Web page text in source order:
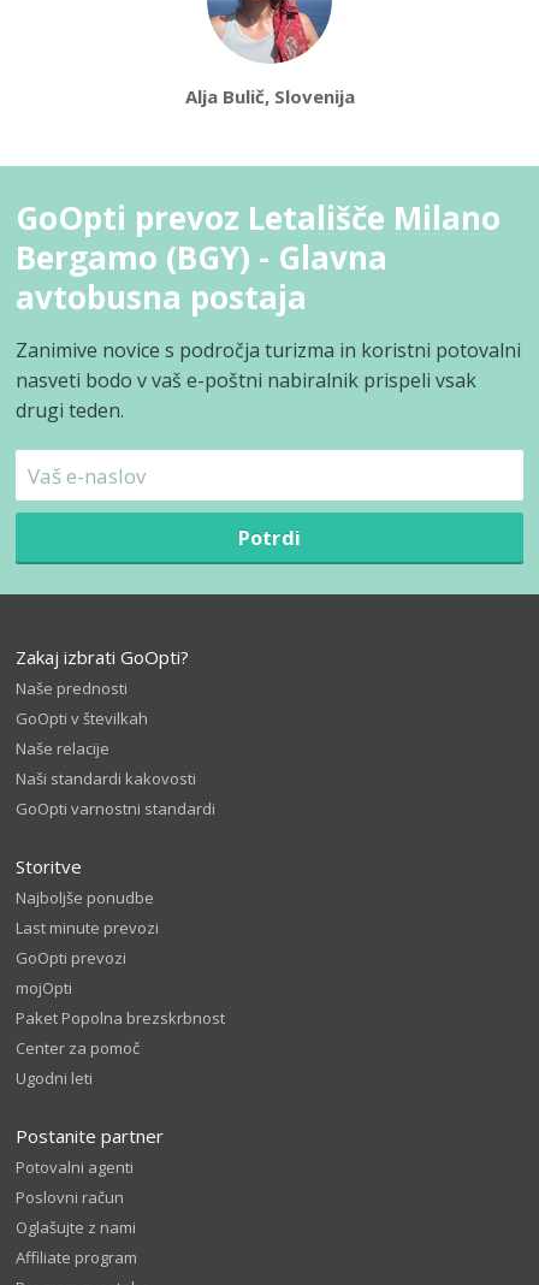
Alja Bulič, Slovenija
GoOpti prevoz Letališče Milano
Bergamo (BGY) - Glavna
avtobusna postaja
Zanimive novice s področja turizma in koristni potovalni
nasveti bodo v vaš e-poštni nabiralnik prispeli vsak
drugi teden.
Potrdi
Zakaj izbrati GoOpti?
Naše prednosti
GoOpti v številkah
Naše relacije
Naši standardi kakovosti
GoOpti varnostni standardi
Storitve
Najboljše ponudbe
Last minute prevozi
GoOpti prevozi
mojOpti
Paket Popolna brezskrbnost
Center za pomoč
Ugodni leti
Postanite partner
Potovalni agenti
Poslovni račun
Oglašujte z nami
Affiliate program